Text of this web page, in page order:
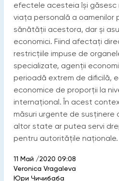
efectele acesteia își găsesc
viața personală a oamenilor
sănătății acestora, dar și
economici. Fiind afectați
restricțiile impuse de
specializate, agenții
perioadă extrem de dificilă,
economice de proporții la
internațional. În acest
măsuri urgente de susținere
altor state ar putea servi
pentru autoritățile naționale.
11 Май /2020 09:08
Veronica Vragaleva
Юри Чичибаба